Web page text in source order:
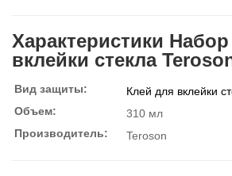
Характеристики
вклейки стекла
Вид защиты:
Клей для вклейки
Объем:
310 мл
Производитель:
Teroson